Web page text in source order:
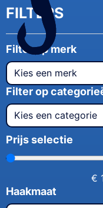
FILTERS
Filter op merk
Kies een merk
Filter op
Kies een categorie
Prijs selectie
€
Haakmaat